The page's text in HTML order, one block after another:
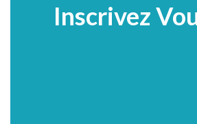
Inscrivez